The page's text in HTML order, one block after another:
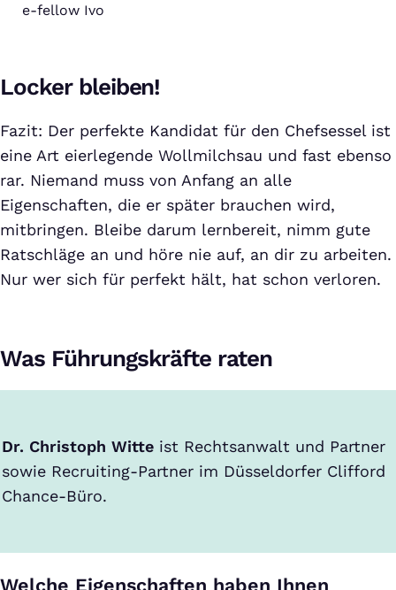
e-fellow Ivo
Locker bleiben!
Fazit: Der perfekte Kandidat für den Chefsessel ist
eine Art eierlegende Wollmilchsau und fast ebenso
rar. Niemand muss von Anfang an alle
Eigenschaften, die er später brauchen wird,
mitbringen. Bleibe darum lernbereit, nimm gute
Ratschläge an und höre nie auf, an dir zu arbeiten.
Nur wer sich für perfekt hält, hat schon verloren.
Was Führungskräfte raten
Dr. Christoph Witte ist Rechtsanwalt und Partner
sowie Recruiting-Partner im Düsseldorfer Clifford
Chance-Büro.
Welche Eigenschaften haben Ihnen